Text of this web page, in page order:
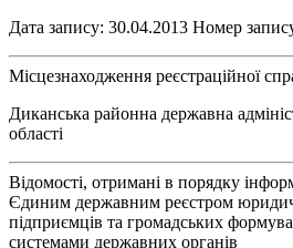
Дата запису: 30.04.2013 Номер
Місцезнаходження реєстраційної
Диканська районна державна
області
Відомості, отримані в порядку
Єдиним державним реєстром
підприємців та громадських
системами державних органів